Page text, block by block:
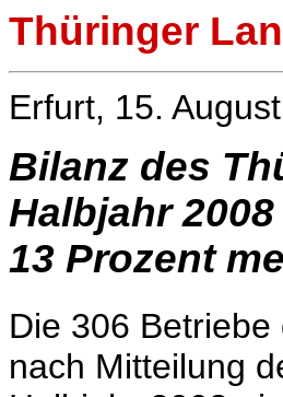
Thüringer
Erfurt, 15.
Bilanz des
Halbjahr 2008
13 Prozent
Die 306
nach Mitteilung